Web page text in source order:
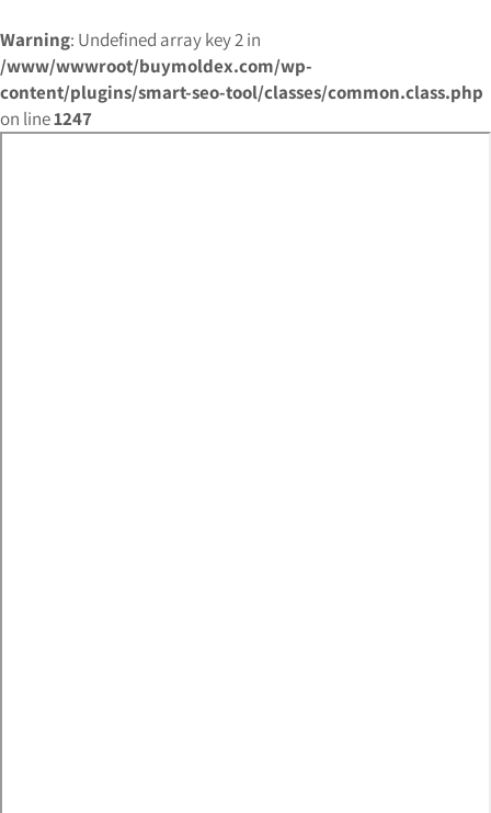
Warning: Undefined array key 2 in
/www/wwwroot/buymoldex.com/wp-
content/plugins/smart-seo-tool/classes/common.class.php
on line1247